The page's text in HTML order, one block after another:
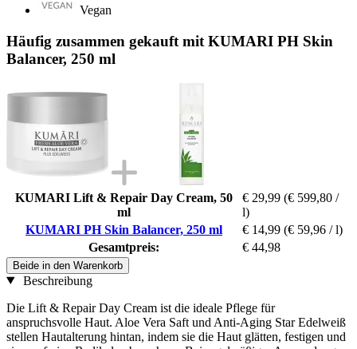
Vegan
Häufig zusammen gekauft mit KUMARI PH Skin
Balancer, 250 ml
KUMARI Lift & Repair Day Cream, 50
ml
€ 29,99 (€ 599,80 /
l)
KUMARI PH Skin Balancer, 250 ml
€ 14,99 (€ 59,96 / l)
Gesamtpreis:
€ 44,98
Beide in den Warenkorb
Beschreibung
Die Lift & Repair Day Cream ist die ideale Pflege für
anspruchsvolle Haut. Aloe Vera Saft und Anti-Aging Star Edelweiß
stellen Hautalterung hintan, indem sie die Haut glätten, festigen und